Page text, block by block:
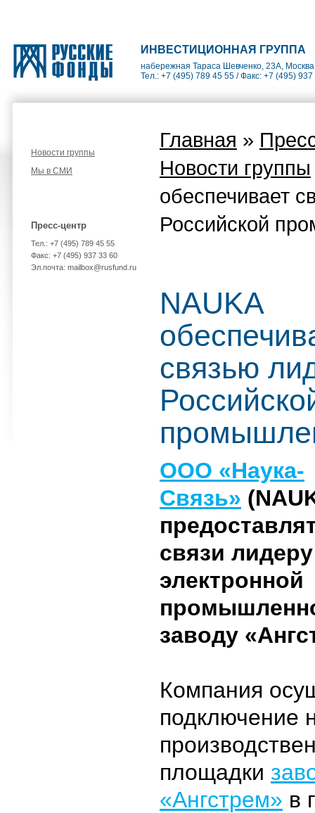
ИНВЕСТИЦИОННАЯ ГРУППА
набережная Тараса Шевченко, 23А,
Тел.: +7 (495) 789 45 55 / Факс: +7 (495)
Новости группы
Мы в СМИ
Пресс-центр
Тел.: +7 (495) 789 45 55
Факс: +7 (495) 937 33 60
Эл.почта: mailbox@rusfund.ru
Главная »
Новости группы
обеспечивает
Российской
NAUKA
связью
ООО «Наука-
Связь»
связи
электронной
заводу
Компания
подключение
площадки
«Ангстрем» в